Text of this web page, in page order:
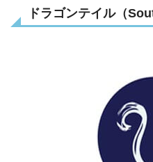
ドラゴンテイル（